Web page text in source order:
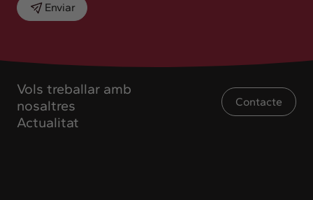
Vols treballar amb
nosaltres
Actualitat
Contacte
Enviar